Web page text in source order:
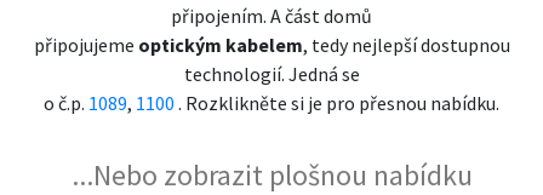
Kontaktpřipojením. A část domů
připojujeme optickým kabelem, tedy nejlepší dostupnou
technologií. Jedná se
o č.p. 1089, 1100 . Rozklikněte si je pro přesnou nabídku.
...Nebo zobrazit plošnou nabídku